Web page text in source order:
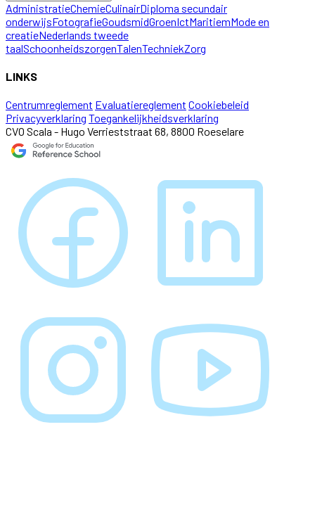
AdministratieChemieCulinairDiploma secundair
onderwijsFotografieGoudsmidGroenIctMaritiemMode en
creatieNederlands tweede
taalSchoonheidszorgenTalenTechniekZorg
LINKS
Centrumreglement Evaluatiereglement Cookiebeleid
Privacyverklaring Toegankelijkheidsverklaring
CVO Scala - Hugo Verrieststraat 68, 8800 Roeselare